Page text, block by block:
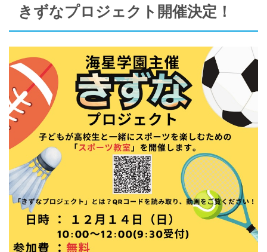
きずなプロジェクト開催決定！